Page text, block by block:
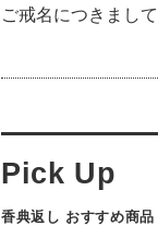
ご戒名につきまし
香典返し おすすめ商品